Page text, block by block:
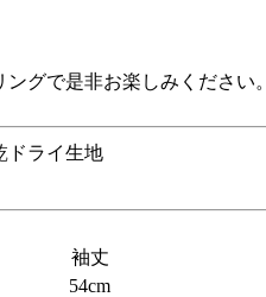
グで是非お楽しみください。
ドライ生地
袖丈
54cm